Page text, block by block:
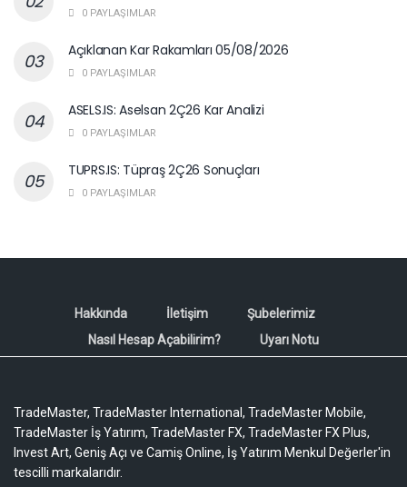
0 PAYLAŞIMLAR
Açıklanan Kar Rakamları 05/08/2026
0 PAYLAŞIMLAR
ASELS.IS: Aselsan 2Ç26 Kar Analizi
0 PAYLAŞIMLAR
TUPRS.IS: Tüpraş 2Ç26 Sonuçları
0 PAYLAŞIMLAR
Hakkında İletişim
Şubelerimiz
Nasıl Hesap Açabilirim?
Uyarı Notu
TradeMaster, TradeMaster International, TradeMaster Mobile,
TradeMaster İş Yatırım, TradeMaster FX, TradeMaster FX Plus,
Invest Art, Geniş Açı ve Camiş Online, İş Yatırım Menkul Değerler'in
tescilli markalarıdır.